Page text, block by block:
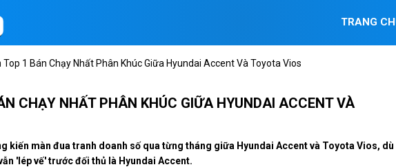
TRANG
Top 1 Bán Chạy Nhất Phân Khúc Giữa Hyundai Accent Và Toyota Vios
CHẠY NHẤT PHÂN KHÚC GIỮA HYUNDAI ACCENT VÀ
kiến màn đua tranh doanh số qua từng tháng giữa Hyundai Accent và Toyota Vios, dù
'lép vế' trước đối thủ là Hyundai Accent.